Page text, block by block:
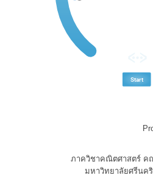
ภาควิชาคณิตศาสตร์ ค
มหาวิทยาลัยศรีนค